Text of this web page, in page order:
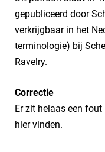
gepubliceerd door
verkrijgbaar in het
terminologie) bij
Ravelry.
Correctie
Er zit helaas een
hiervinden.